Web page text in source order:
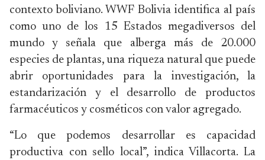
contexto boliviano. WWF Bolivia identifica al país
como uno de los 15 Estados megadiversos del
mundo y señala que alberga más de 20.000
especies de plantas, una riqueza natural que puede
abrir oportunidades para la investigación, la
estandarización y el desarrollo de productos
farmacéuticos y cosméticos con valor agregado.
“Lo que podemos desarrollar es capacidad
productiva con sello local”, indica Villacorta. La